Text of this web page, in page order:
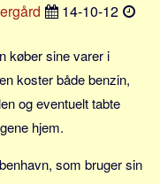
14-10-12
køber sine varer i
koster både benzin,
og eventuelt tabte
hjem.
som bruger sin